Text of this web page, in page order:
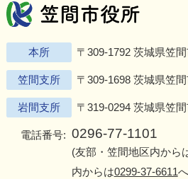
本所 〒309-1792 茨城県笠
笠間支所 〒309-1698 茨城県笠
岩間支所 〒319-0294 茨城県笠
電話番号: 0296-77-1101
(友部・笠間地区内から
内からは0299-37-6611